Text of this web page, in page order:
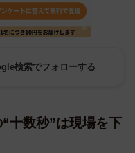
検索でフォローする
十数秒”は現場を下